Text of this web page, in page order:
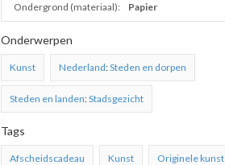
Ondergrond (materiaal): Papier
Onderwerpen
Kunst Nederland:Steden en dorpen
Steden en landen:Stadsgezicht
Tags
Afscheidscadeau Kunst Originele kunst